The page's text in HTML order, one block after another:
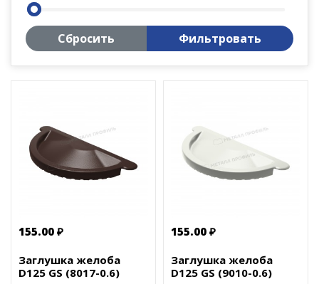
Сбросить Фильтровать
155.00 ₽
Заглушка желоба
D125 GS (8017-0.6)
155.00 ₽
Заглушка желоба
D125 GS (9010-0.6)